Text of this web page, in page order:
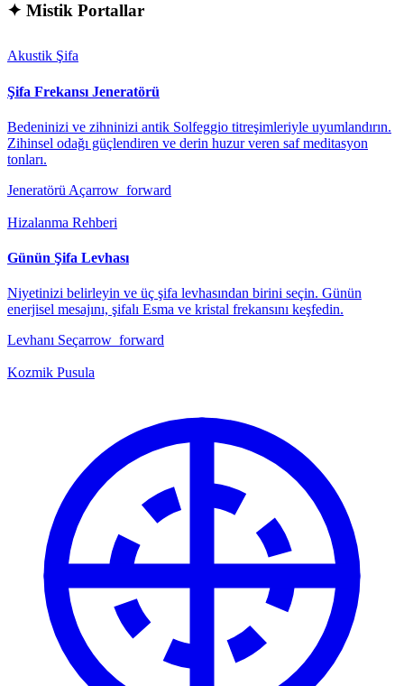
✦ Mistik Portallar
Akustik Şifa
Şifa Frekansı Jeneratörü
Bedeninizi ve zihninizi antik Solfeggio titreşimleriyle uyumlandırın.
Zihinsel odağı güçlendiren ve derin huzur veren saf meditasyon
tonları.
Jeneratörü Açarrow_forward
Hizalanma Rehberi
Günün Şifa Levhası
Niyetinizi belirleyin ve üç şifa levhasından birini seçin. Günün
enerjisel mesajını, şifalı Esma ve kristal frekansını keşfedin.
Levhanı Seçarrow_forward
Kozmik Pusula